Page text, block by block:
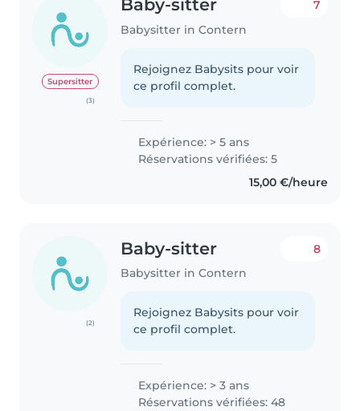
Supersitter
(3)
Baby-sitter
Babysitter in Contern
7
Rejoignez Babysits pour voir
ce profil complet.
Expérience: > 5 ans
Réservations vérifiées: 5
15,00 €/heure
(2)
Baby-sitter
Babysitter in Contern
8
Rejoignez Babysits pour voir
ce profil complet.
Expérience: > 3 ans
Réservations vérifiées: 48